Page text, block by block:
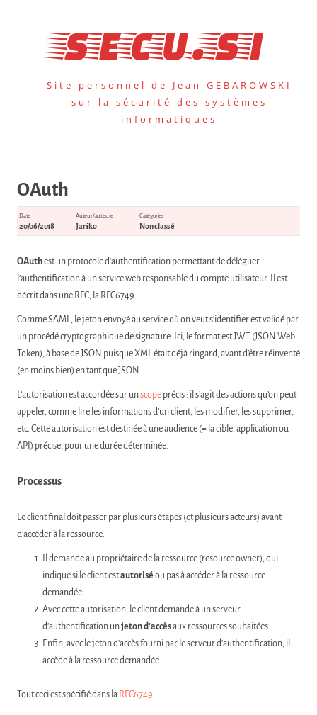
secu.si
Site personnel de Jean GEBAROWSKI
sur la sécurité des systèmes
informatiques
OAuth
Date Auteur/auteure Catégories
20/06/2018 Janiko Non classé
OAuthest un protocole d’authentification permettant de déléguer
l’authentification à un service web responsable du compte utilisateur. Il est
décrit dans une RFC, la RFC6749.
Comme SAML, le jeton envoyé au service où on veut s’identifier est validé par
un procédé cryptographique de signature. Ici, le format est JWT (JSON Web
Token), à base de JSON puisque XML était déjà ringard, avant d’être réinventé
(en moins bien) en tant que JSON.
L’autorisation est accordée sur unscope précis : il s’agit des actions qu’on peut
appeler, comme lire les informations d’un client, les modifier, les supprimer,
etc. Cette autorisation est destinée à une audience (= la cible, application ou
API) précise, pour une durée déterminée.
Processus
Le client final doit passer par plusieurs étapes (et plusieurs acteurs) avant
d’accéder à la ressource.
Il demande au propriétaire de la ressource (resource owner), qui
indique si le client estautoriséou pas à accéder à la ressource
demandée.
Avec cette autorisation, le client demande à un serveur
d’authentification unjeton d’accèsaux ressources souhaitées.
Enfin, avec le jeton d’accès fourni par le serveur d’authentification, il
accède à la ressource demandée.
Tout ceci est spécifié dans la RFC6749.